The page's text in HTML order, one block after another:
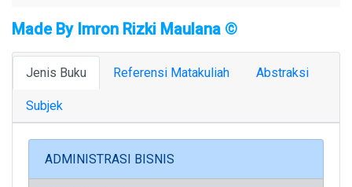
Made By Imron Rizki Maulana ©
Jenis Buku Referensi Matakuliah Abstraksi
Subjek
ADMINISTRASI BISNIS